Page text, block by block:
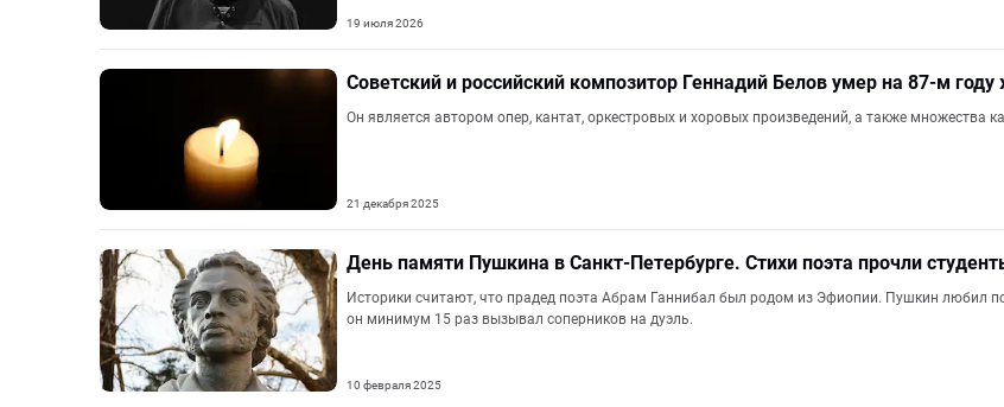
19 июля 2026
Советский и российский композитор Геннадий Белов умер на 87-м году
Он является автором опер, кантат, оркестровых и хоровых произведений, а также множества
21 декабря 2025
День памяти Пушкина в Санкт-Петербурге. Стихи поэта прочли
Историки считают, что прадед поэта Абрам Ганнибал был родом из Эфиопии. Пушкин любил
он минимум 15 раз вызывал соперников на дуэль.
10 февраля 2025